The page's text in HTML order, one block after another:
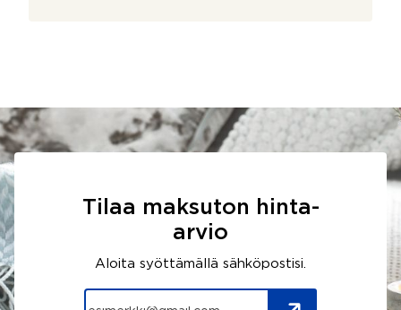
Tilaa maksuton hinta-
arvio
Aloita syöttämällä sähköpostisi.